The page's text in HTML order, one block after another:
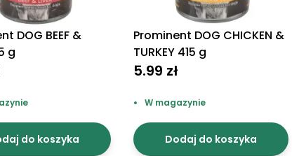
DOG BEEF &
g
do koszyka
Prominent DOG CHICKEN &
TURKEY 415 g
5.99 zł
W magazynie
Dodaj do koszyka